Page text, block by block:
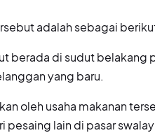
adalah sebagai
berada di sudut belakang
yang baru.
oleh usaha makanan
lain di pasar